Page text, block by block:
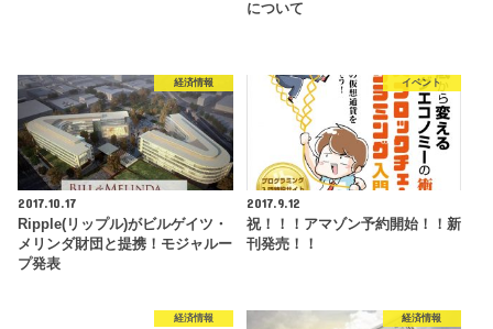
について
経済情報
2017.10.17
Ripple(リップル)がビルゲイツ・
メリンダ財団と提携！モジャルー
プ発表
イベント
2017.9.12
祝！！！アマゾン予約開始！！新
刊発売！！
経済情報 経済情報